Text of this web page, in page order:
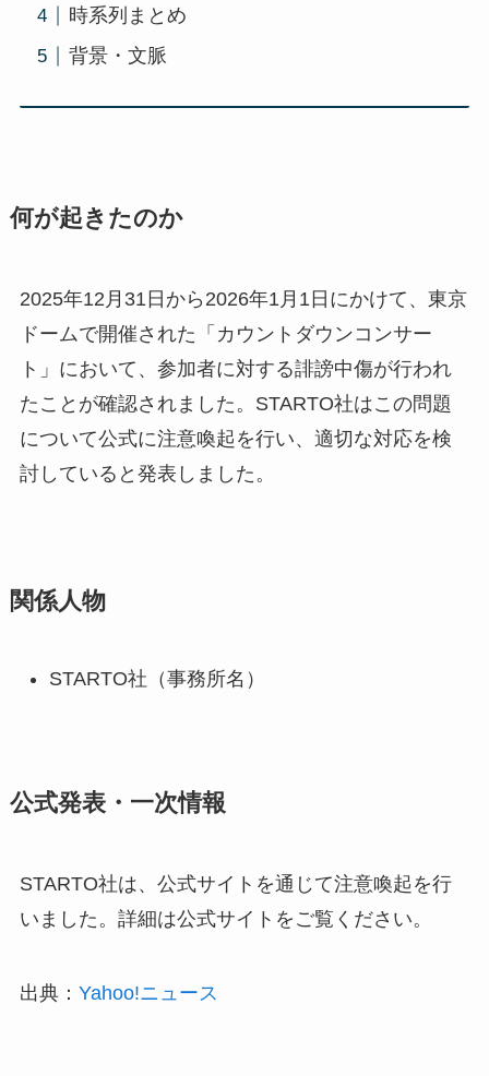
時系列まとめ
背景・文脈
何が起きたのか
2025年12月31日から2026年1月1日にかけて、東京
ドームで開催された「カウントダウンコンサー
ト」において、参加者に対する誹謗中傷が行われ
たことが確認されました。STARTO社はこの問題
について公式に注意喚起を行い、適切な対応を検
討していると発表しました。
関係人物
STARTO社（事務所名）
公式発表・一次情報
STARTO社は、公式サイトを通じて注意喚起を行
いました。詳細は公式サイトをご覧ください。
出典： Yahoo!ニュース